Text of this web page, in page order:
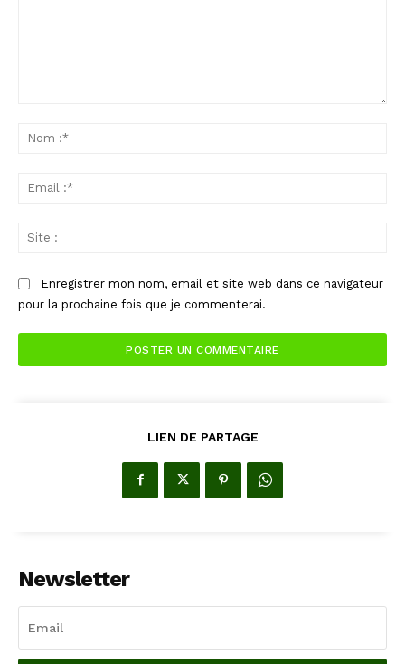
Enregistrer mon nom, email et site web dans ce navigateur
pour la prochaine fois que je commenterai.
LIEN DE PARTAGE
Newsletter